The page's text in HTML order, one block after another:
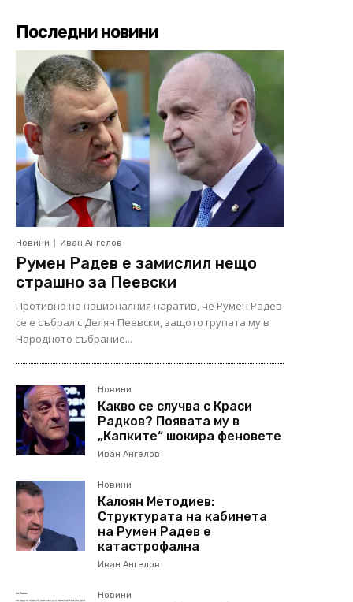
Последни новини
Новини Иван Ангелов
Румен Радев е замислил нещо
страшно за Пеевски
Противно на националния наратив, че Румен Радев
се е събрал с Делян Пеевски, защото групата му в
Народното събрание...
Новини
Какво се случва с Краси
Радков? Появата му в
„Капките“ шокира феновете
Иван Ангелов
Новини
Калоян Методиев:
Структурата на кабинета
на Румен Радев е
катастрофална
Иван Ангелов
Новини